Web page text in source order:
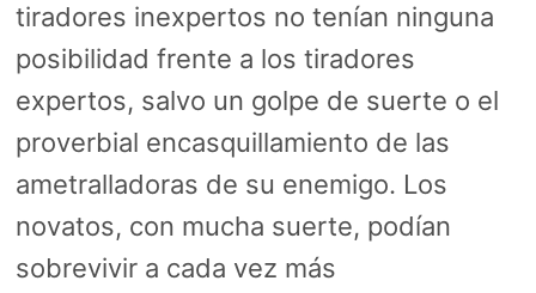
tiradores inexpertos no tenían ninguna
posibilidad frente a los tiradores
expertos, salvo un golpe de suerte o el
proverbial encasquillamiento de las
ametralladoras de su enemigo. Los
novatos, con mucha suerte, podían
sobrevivir a cada vez más